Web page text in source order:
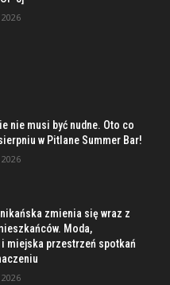
2026
nie musi być nudne. Oto co
w Pitlane Summer Bar!
2026
zmienia się wraz z
Moda,
miejska przestrzeń spotkań
2026